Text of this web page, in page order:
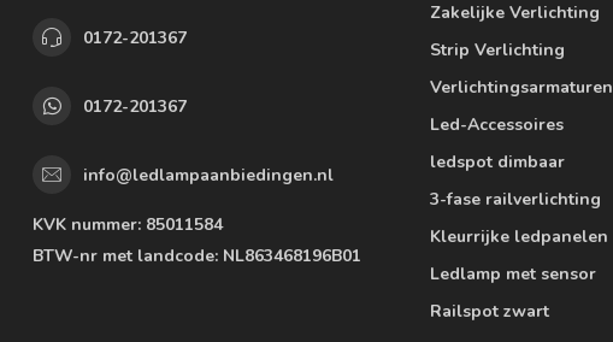
0172-201367
0172-201367
info@ledlampaanbiedingen.nl
KVK nummer: 85011584
BTW-nr met landcode: NL863468196B01
Zakelijke Verlichting
Strip Verlichting
Verlichtingsarmaturen
Led-Accessoires
ledspot dimbaar
3-fase railverlichting
Kleurrijke ledpanelen
Ledlamp met sensor
Railspot zwart